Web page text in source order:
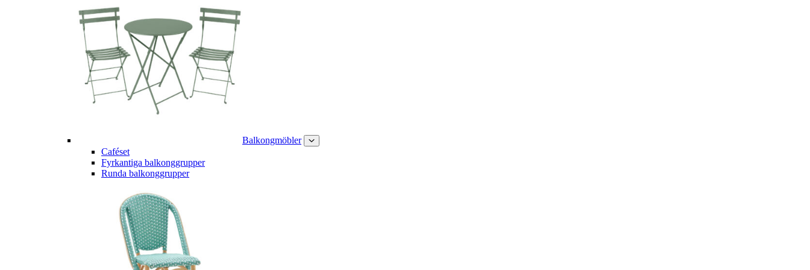
Balkongmöbler
Caféset
Fyrkantiga balkonggrupper
Runda balkonggrupper